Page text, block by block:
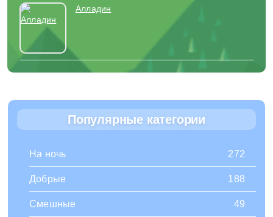
Алладин
Популярные категории
На ночь 272
Добрые 188
Смешные 49